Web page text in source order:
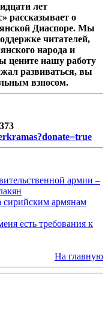
лет
рассказывает о
Диаспоре. Мы
читателей,
народа и
цените нашу работу
развиваться, вы
взносом.
армии –
армянам
есть требования к
На главную